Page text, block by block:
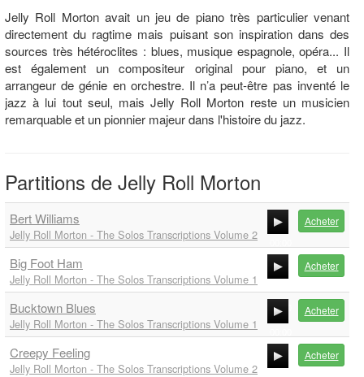
Jelly Roll Morton avait un jeu de piano très particulier venant
directement du ragtime mais puisant son inspiration dans des
sources très hétéroclites : blues, musique espagnole, opéra... Il
est également un compositeur original pour piano, et un
arrangeur de génie en orchestre. Il n’a peut-être pas inventé le
jazz à lui tout seul, mais Jelly Roll Morton reste un musicien
remarquable et un pionnier majeur dans l'histoire du jazz.
Partitions de Jelly Roll Morton
Bert Williams
Jelly Roll Morton - The Solos Transcriptions Volume 2
00:00
Acheter
Big Foot Ham
Jelly Roll Morton - The Solos Transcriptions Volume 1
00:00
Acheter
Bucktown Blues
Jelly Roll Morton - The Solos Transcriptions Volume 1
00:00
Acheter
Creepy Feeling
Jelly Roll Morton - The Solos Transcriptions Volume 2
Acheter